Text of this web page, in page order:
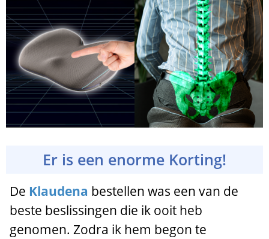
Er is een enorme Korting!
De Klaudena bestellen was een van de
beste beslissingen die ik ooit heb
genomen. Zodra ik hem begon te